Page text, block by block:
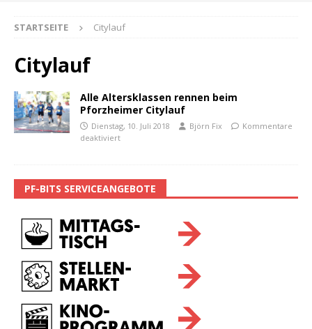
STARTSEITE Citylauf
Citylauf
Alle Altersklassen rennen beim
Pforzheimer Citylauf
Dienstag, 10. Juli 2018 Björn Fix
Kommentare
deaktiviert
PF-BITS SERVICEANGEBOTE